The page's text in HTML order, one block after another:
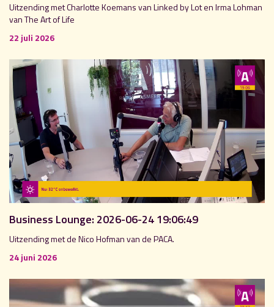
Uitzending met Charlotte Koemans van Linked by Lot en Irma Lohman
van The Art of Life
22 juli 2026
Business Lounge: 2026-06-24 19:06:49
Uitzending met de Nico Hofman van de PACA.
24 juni 2026